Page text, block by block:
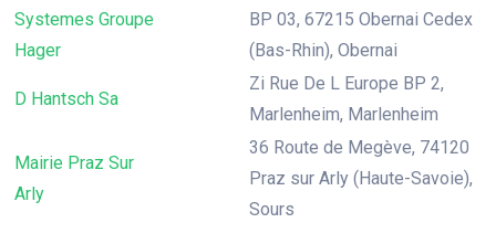
Systemes Groupe
Hager
BP 03, 67215 Obernai Cedex
(Bas-Rhin), Obernai
D Hantsch Sa
Zi Rue De L Europe BP 2,
Marlenheim, Marlenheim
Mairie Praz Sur
Arly
36 Route de Megève, 74120
Praz sur Arly (Haute-Savoie),
Sours